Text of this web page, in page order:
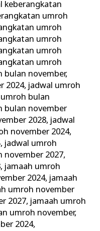
keberangkatan
umroh
umroh
umroh
umroh
umroh
bulan november,
2024, jadwal umroh
bulan
bulan november
2028, jadwal
november 2024,
, jadwal umroh
november 2027,
, jamaah umroh
2024, jamaah
umroh november
2027, jamaah umroh
umroh november,
2024,